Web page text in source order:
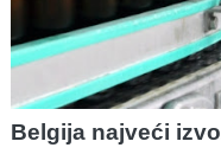
Belgija najveći